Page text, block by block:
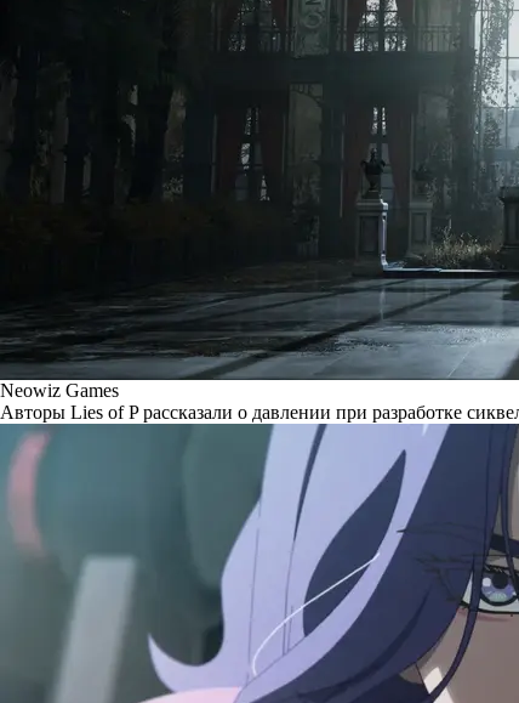
Neowiz Games
Авторы Lies of P рассказали о давлении при разработке